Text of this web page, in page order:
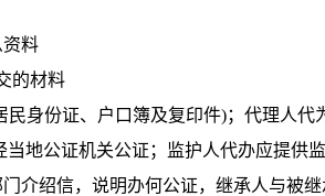
料
的材料
份证、户口簿及复印件)；代理人代
地公证机关公证；监护人代办应提供
绍信，说明办何公证，继承人与被继